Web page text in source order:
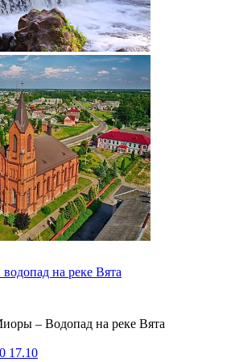
на реке Вята
– Водопад на реке Вята
17.10